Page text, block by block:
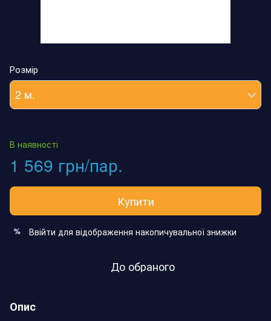
Розмір
2 м.
В наявності
1 569 грн/пар.
Купити
% Ввійти для відображення накопичувальної знижки
До обраного
Опис